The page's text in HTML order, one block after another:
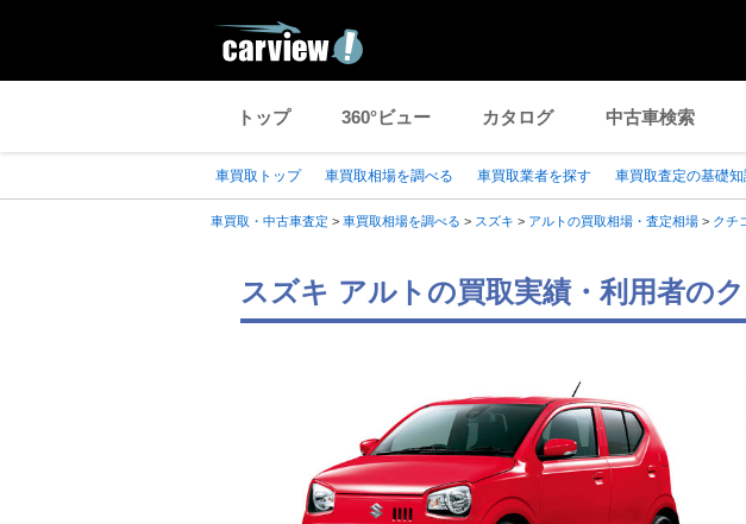
トップ 360°ビュー カタログ 中古車検索
車買取トップ 車買取相場を調べる 車買取業者を探す 車買取査定の基礎
車買取・中古車査定 > 車買取相場を調べる > スズキ > アルトの買取相場・査定相場 > クチ
スズキ アルトの買取実績・利用者の